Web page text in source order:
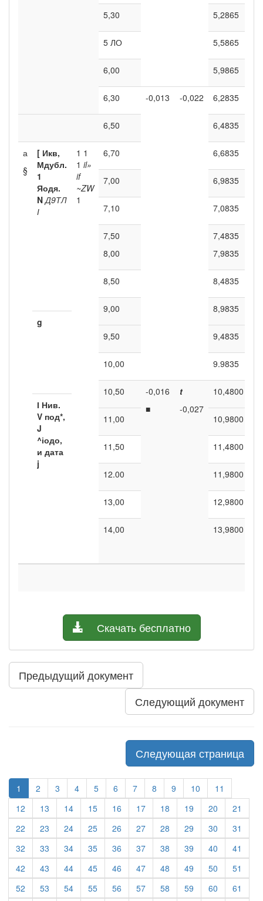
5,30 5,2865
5 ЛО 5,5865
6,00 5,9865
6,30 -0,013 -0,022 6,2835
6,50 6,4835
а
§
[ Икв,
Мдубл.
1
Яодя.
N Д9ТЛ
І
1 1
1 il»
if
~ZW
1
6,70 6,6835
7,00 6,9835
7,10 7,0835
7,50
8,00
7,4835
7,9835
8,50 8,4835
9,00 8,9835
g
9,50
9,4835
10,00 9.9835
10,50
-0,016
■
t
-0,027
10,4800
І Нив.
V под*,
J
^іодо,
и дата
j
11,00 10,9800
11,50 11,4800
12.00 11,9800
13,00 12,9800
14,00 13,9800
Скачать бесплатно
Предыдущий документ
Следующий документ
Следующая страница
1 2 3 4 5 6 7 8 9 10
11
12
13 14 15 16 17 18 19 20
21
22
23 24 25 26 27 28 29 30
31
32
33 34 35 36 37 38 39 40
41
42
43 44 45 46 47 48 49 50
51
52
53 54 55 56 57 58 59 60
61